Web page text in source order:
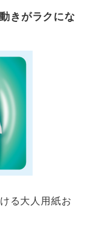
きがラクにな
る大人用紙お